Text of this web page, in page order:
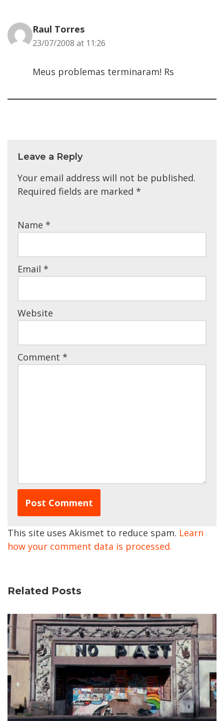
Raul Torres
23/07/2008 at 11:26
Meus problemas terminaram! Rs
Leave a Reply
Your email address will not be published.
Required fields are marked *
Name *
Email *
Website
Comment *
This site uses Akismet to reduce spam. Learn
how your comment data is processed.
Related Posts